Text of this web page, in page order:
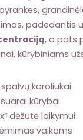
padedantis
, o pats
kūrybiniams
karoliukai
kūrybai
dėžutė laikymui
vaikams